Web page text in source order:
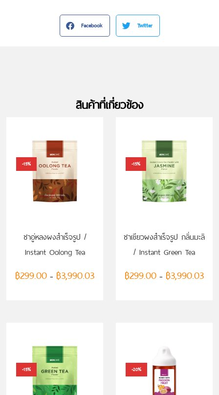
Facebook Twitter
สินค้าที่เกี่ยวข้อง
-15%
ชาอู่หลงผงสำเร็จรูป /
Instant Oolong Tea
Powder
฿299.00 – ฿3,990.03
-15%
ชาเขียวผงสำเร็จรูป กลิ่นมะลิ
/ Instant Green Tea
Powder with Jasmine
Flavor
฿299.00 – ฿3,990.03
-15% -20%